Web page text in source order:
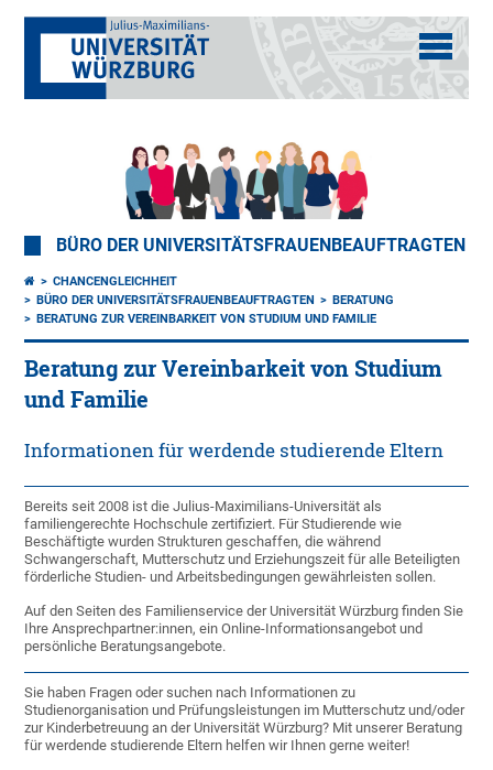
BÜRO DER UNIVERSITÄTSFRAUENBEAUFTRAGTEN
CHANCENGLEICHHEIT
BÜRO DER UNIVERSITÄTSFRAUENBEAUFTRAGTEN
BERATUNG
BERATUNG ZUR VEREINBARKEIT VON STUDIUM UND FAMILIE
Beratung zur Vereinbarkeit von Studium
und Familie
Informationen für werdende studierende Eltern
Bereits seit 2008 ist die Julius-Maximilians-Universität als
familiengerechte Hochschule zertifiziert. Für Studierende wie
Beschäftigte wurden Strukturen geschaffen, die während
Schwangerschaft, Mutterschutz und Erziehungszeit für alle Beteiligten
förderliche Studien- und Arbeitsbedingungen gewährleisten sollen.
Auf den Seiten des Familienservice der Universität Würzburg finden Sie
Ihre Ansprechpartner:innen, ein Online-Informationsangebot und
persönliche Beratungsangebote.
Sie haben Fragen oder suchen nach Informationen zu
Studienorganisation und Prüfungsleistungen im Mutterschutz und/oder
zur Kinderbetreuung an der Universität Würzburg? Mit unserer Beratung
für werdende studierende Eltern helfen wir Ihnen gerne weiter!